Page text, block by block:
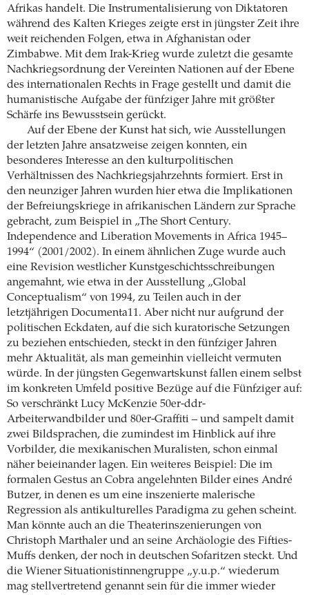
Afrikas handelt. Die Instrumentalisierung von Diktatoren
während des Kalten Krieges zeigte erst in jüngster Zeit ihre
weit reichenden Folgen, etwa in Afghanistan oder
Zimbabwe. Mit dem Irak-Krieg wurde zuletzt die gesamte
Nachkriegsordnung der Vereinten Nationen auf der Ebene
des internationalen Rechts in Frage gestellt und damit die
humanistische Aufgabe der fünfziger Jahre mit größter
Schärfe ins Bewusstsein gerückt.
Auf der Ebene der Kunst hat sich, wie Ausstellungen
der letzten Jahre ansatzweise zeigen konnten, ein
besonderes Interesse an den kulturpolitischen
Verhältnissen des Nachkriegsjahrzehnts formiert. Erst in
den neunziger Jahren wurden hier etwa die Implikationen
der Befreiungskriege in afrikanischen Ländern zur Sprache
gebracht, zum Beispiel in „The Short Century.
Independence and Liberation Movements in Africa 1945–
1994“ (2001/2002). In einem ähnlichen Zuge wurde auch
eine Revision westlicher Kunstgeschichtsschreibungen
angemahnt, wie etwa in der Ausstellung „Global
Conceptualism“ von 1994, zu Teilen auch in der
letztjährigen Documenta11. Aber nicht nur aufgrund der
politischen Eckdaten, auf die sich kuratorische Setzungen
zu beziehen entschieden, steckt in den fünfziger Jahren
mehr Aktualität, als man gemeinhin vielleicht vermuten
würde. In der jüngsten Gegenwartskunst fallen einem selbst
im konkreten Umfeld positive Bezüge auf die Fünfziger auf:
So verschränkt Lucy McKenzie 50er-ddr-
Arbeiterwandbilder und 80er-Graffiti – und sampelt damit
zwei Bildsprachen, die zumindest im Hinblick auf ihre
Vorbilder, die mexikanischen Muralisten, schon einmal
näher beieinander lagen. Ein weiteres Beispiel: Die im
formalen Gestus an Cobra angelehnten Bilder eines André
Butzer, in denen es um eine inszenierte malerische
Regression als antikulturelles Paradigma zu gehen scheint.
Man könnte auch an die Theaterinszenierungen von
Christoph Marthaler und an seine Archäologie des Fifties-
Muffs denken, der noch in deutschen Sofaritzen steckt. Und
die Wiener Situationistinnengruppe „y.u.p.“ wiederum
mag stellvertretend genannt sein für die immer wieder